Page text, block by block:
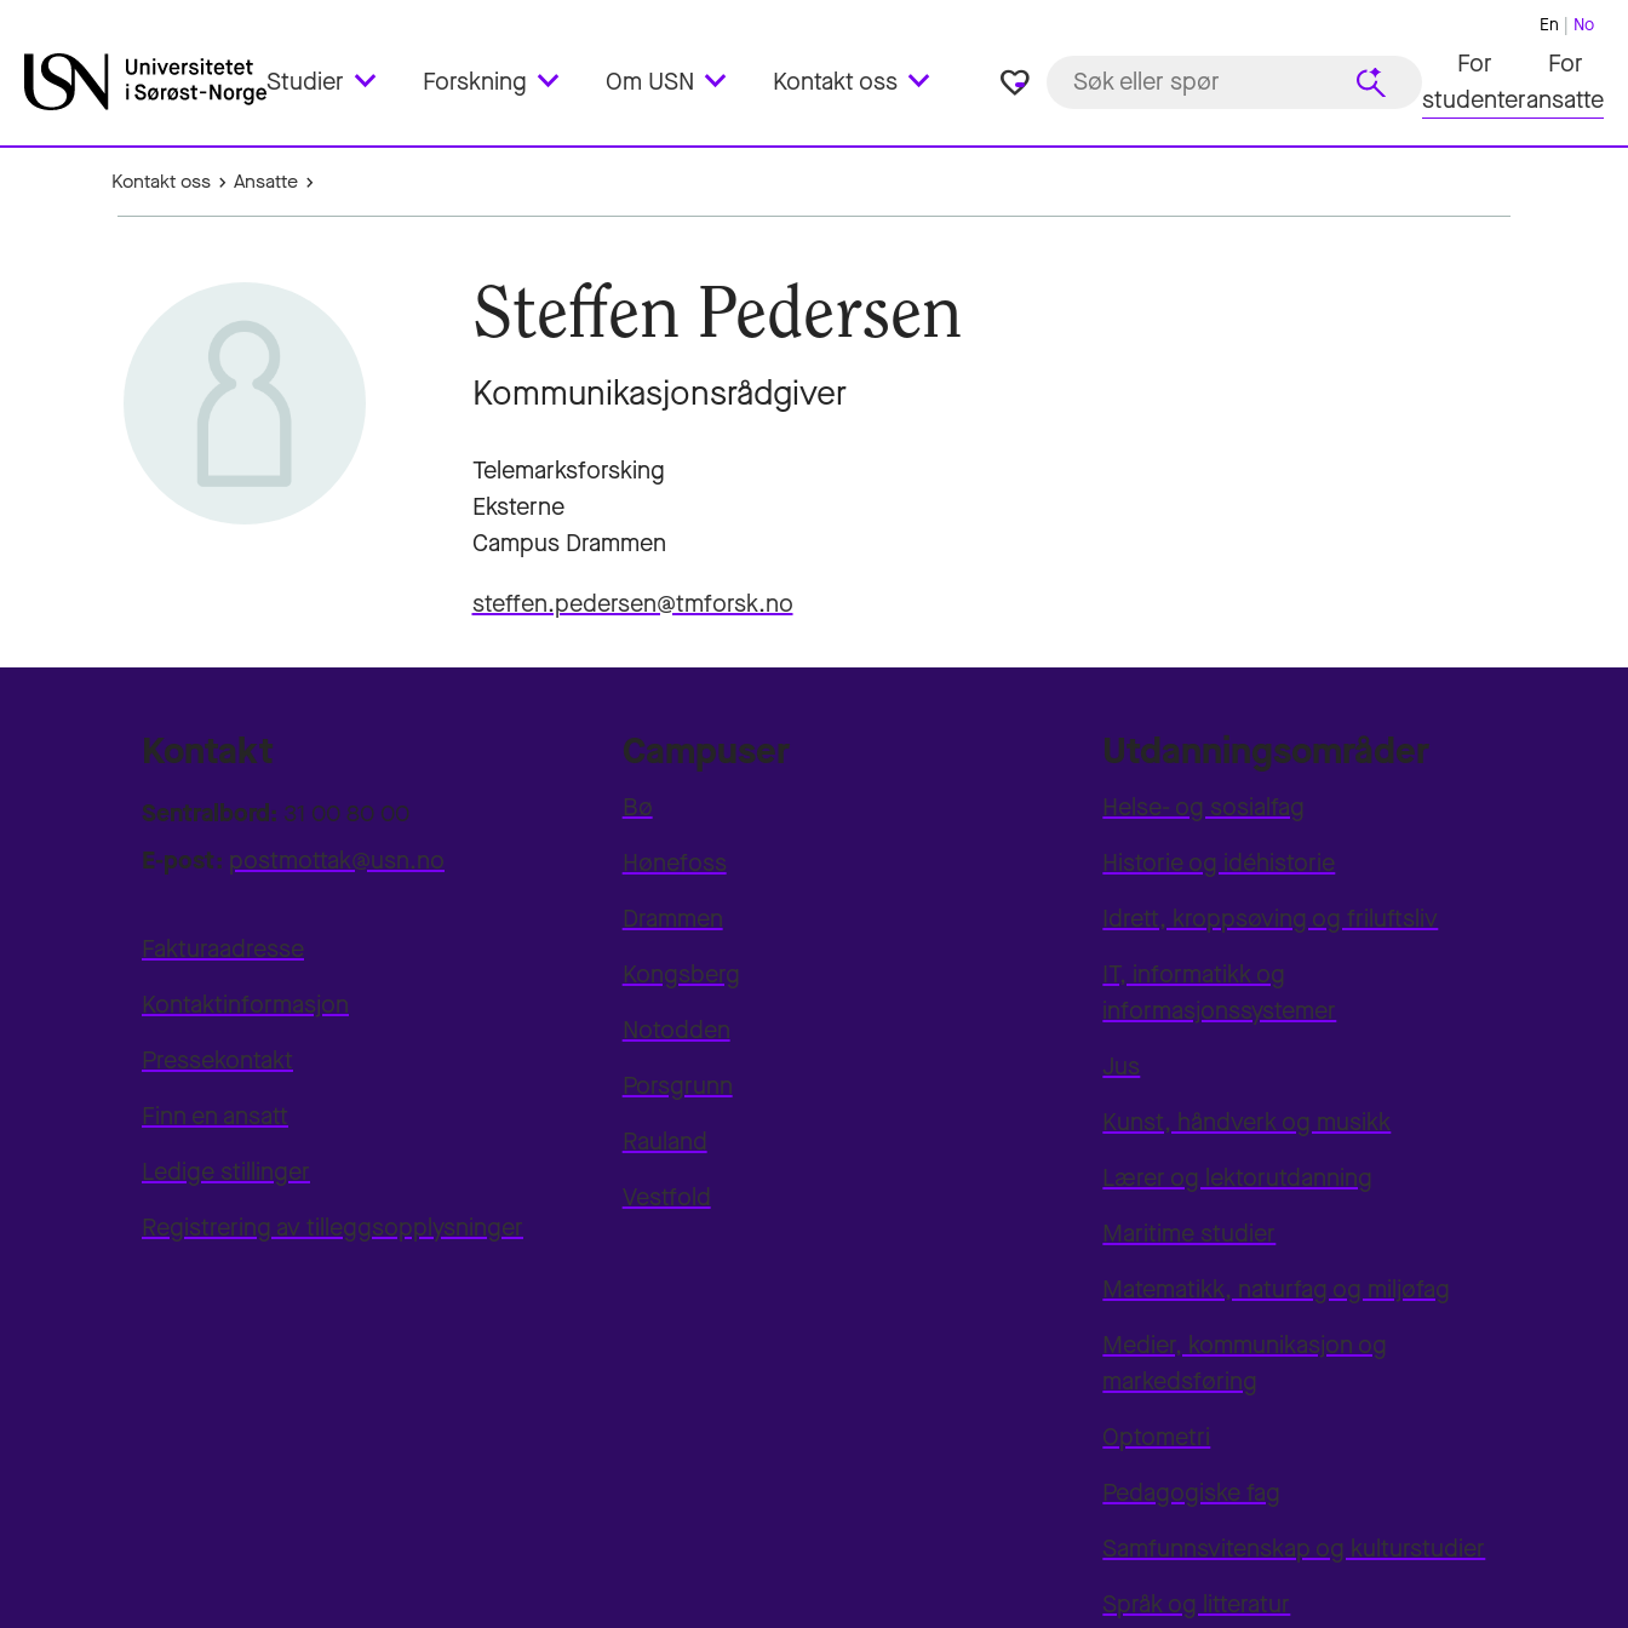
Studier Forskning Om USN Kontakt oss favorite_border
En No
For
studenter
For
ansatte
Kontakt oss Ansatte
Steffen Pedersen
Kommunikasjonsrådgiver
Telemarksforsking
Eksterne
Campus Drammen
steffen.pedersen@tmforsk.no
Kontakt
Sentralbord: 31 00 80 00
E-post: postmottak@usn.no
Fakturaadresse
Kontaktinformasjon
Pressekontakt
Finn en ansatt
Ledige stillinger
Registrering av tilleggsopplysninger
Campuser
Bø
Hønefoss
Drammen
Kongsberg
Notodden
Porsgrunn
Rauland
Vestfold
Utdanningsområder
Helse- og sosialfag
Historie og idéhistorie
Idrett, kroppsøving og friluftsliv
IT, informatikk og
informasjonssystemer
Jus
Kunst, håndverk og musikk
Lærer og lektorutdanning
Maritime studier
Matematikk, naturfag og miljøfag
Medier, kommunikasjon og
markedsføring
Optometri
Pedagogiske fag
Samfunnsvitenskap og kulturstudier
Språk og litteratur